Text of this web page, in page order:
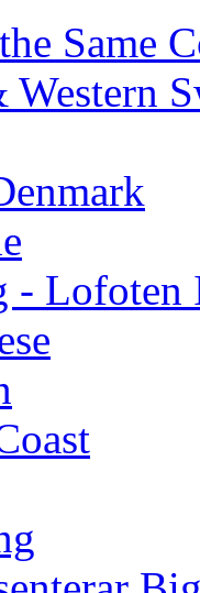
Same
Western
- Lofoten